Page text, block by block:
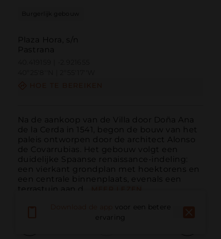
Burgerlijk gebouw
Plaza Hora, s/n
Pastrana
Na de aankoop van de Villa door Doña Ana
de la Cerda in 1541, begon de bouw van het
paleis ontworpen door de architect Alonso
de Covarrubias. Het gebouw volgt een
duidelijke Spaanse renaissance-indeling:
een vierkant grondplan met hoektorens en
een centrale binnenplaats, evenals een
terrastuin aan d...
voor een betere
ervaring